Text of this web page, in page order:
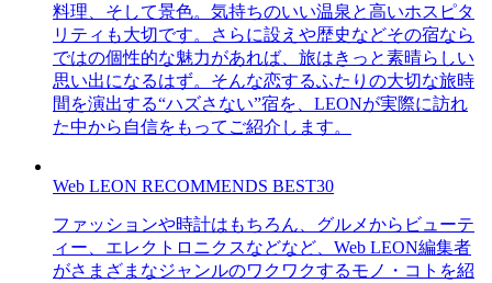
料理、そして景色。気持ちのいい温泉と高いホスピタ
リティも大切です。さらに設えや歴史などその宿なら
ではの個性的な魅力があれば、旅はきっと素晴らしい
思い出になるはず。そんな恋するふたりの大切な旅時
間を演出する“ハズさない”宿を、LEONが実際に訪れ
た中から自信をもってご紹介します。
Web LEON RECOMMENDS BEST30
ファッションや時計はもちろん、グルメからビューテ
ィー、エレクトロニクスなどなど、Web LEON編集者
がさまざまなジャンルのワクワクするモノ・コトを紹